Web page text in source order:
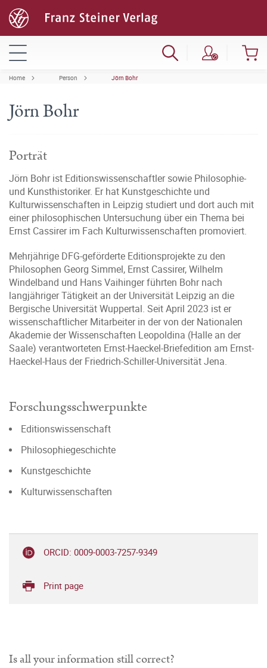
Home Person Jörn Bohr
Jörn Bohr
Porträt
Jörn Bohr ist Editionswissenschaftler sowie Philosophie-
und Kunsthistoriker. Er hat Kunstgeschichte und
Kulturwissenschaften in Leipzig studiert und dort auch mit
einer philosophischen Untersuchung über ein Thema bei
Ernst Cassirer im Fach Kulturwissenschaften promoviert.
Mehrjährige DFG-geförderte Editionsprojekte zu den
Philosophen Georg Simmel, Ernst Cassirer, Wilhelm
Windelband und Hans Vaihinger führten Bohr nach
langjähriger Tätigkeit an der Universität Leipzig an die
Bergische Universität Wuppertal. Seit April 2023 ist er
wissenschaftlicher Mitarbeiter in der von der Nationalen
Akademie der Wissenschaften Leopoldina (Halle an der
Saale) verantworteten Ernst-Haeckel-Briefedition am Ernst-
Haeckel-Haus der Friedrich-Schiller-Universität Jena.
Forschungsschwerpunkte
Editionswissenschaft
Philosophiegeschichte
Kunstgeschichte
Kulturwissenschaften
ORCID: 0009-0003-7257-9349
Print page
Is all your information still correct?